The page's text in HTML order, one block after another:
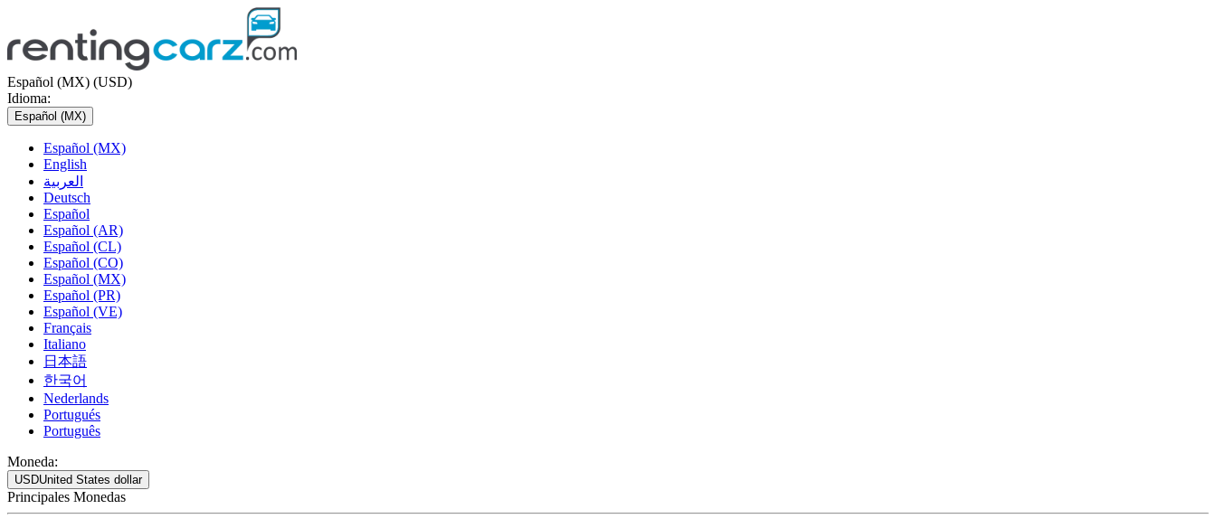
Español (MX) (USD)
Idioma:
Español (MX)
Español (MX)
English
العربية
Deutsch
Español
Español (AR)
Español (CL)
Español (CO)
Español (MX)
Español (PR)
Español (VE)
Français
Italiano
日本語
한국어
Nederlands
Portugués
Português
Moneda:
USDUnited States dollar
Principales Monedas